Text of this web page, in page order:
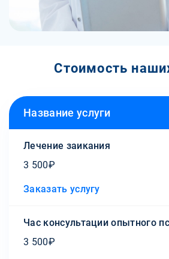
Стоимость
Название услуги
Лечение заикания
3 500₽
Заказать услугу
Час консультации опытного
3 500₽